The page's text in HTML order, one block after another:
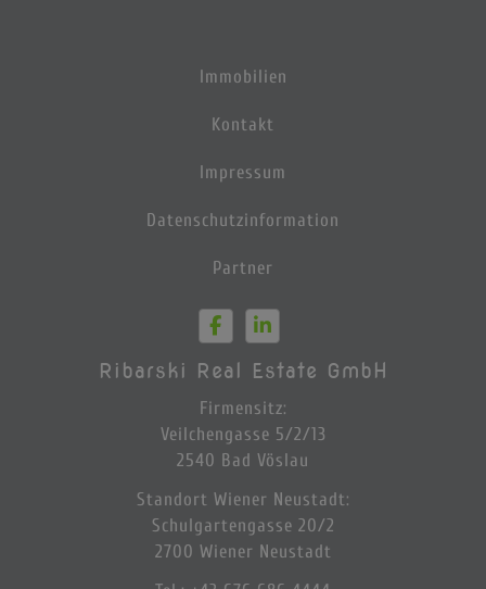
Immobilien
Kontakt
Impressum
Datenschutzinformation
Partner
Ribarski Real Estate GmbH
Firmensitz:
Veilchengasse 5/2/13
2540 Bad Vöslau
Standort Wiener Neustadt:
Schulgartengasse 20/2
2700 Wiener Neustadt